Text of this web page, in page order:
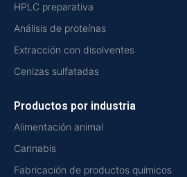
HPLC preparativa
Análisis de proteínas
Extracción con disolventes
Cenizas sulfatadas
Productos por industria
Alimentación animal
Cannabis
Fabricación de productos químicos